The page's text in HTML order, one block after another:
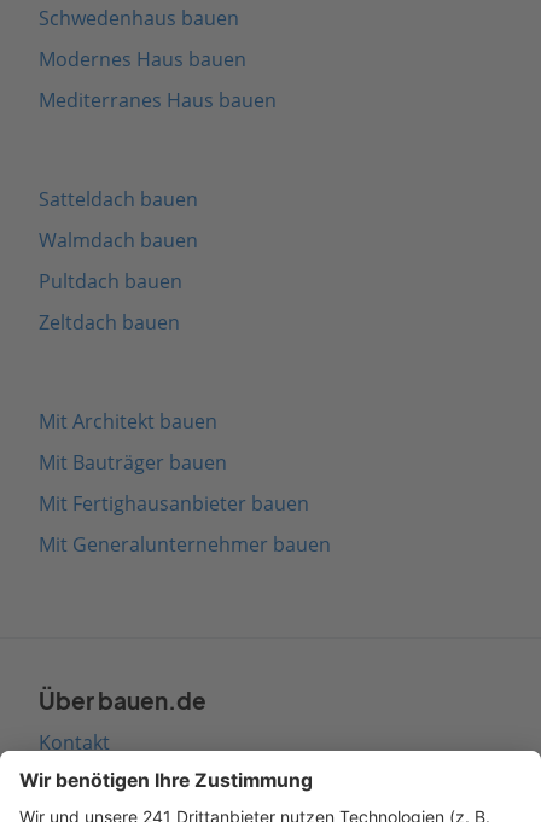
Schwedenhaus bauen
Modernes Haus bauen
Mediterranes Haus bauen
Satteldach bauen
Walmdach bauen
Pultdach bauen
Zeltdach bauen
Mit Architekt bauen
Mit Bauträger bauen
Mit Fertighausanbieter bauen
Mit Generalunternehmer bauen
Über bauen.de
Kontakt
Seitenaufbau